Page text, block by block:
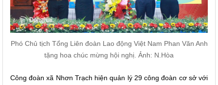
Phó Chủ tịch Tổng Liên đoàn Lao động Việt Nam Phan Văn Anh
tặng hoa chúc mừng hội nghị. Ảnh: N.Hòa
Công đoàn xã Nhơn Trạch hiện quản lý 29 công đoàn cơ sở với